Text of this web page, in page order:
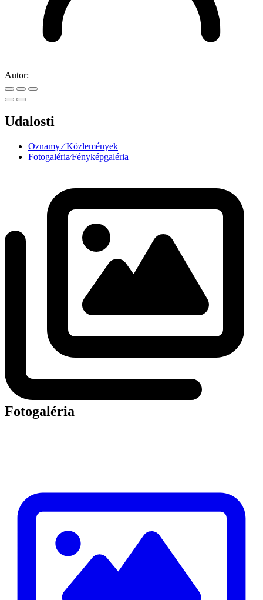
Autor:
Udalosti
Oznamy ⁄ Közlemények
Fotogaléria⁄Fényképgaléria
Fotogaléria